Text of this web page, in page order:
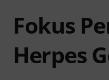
Fokus
Herpes